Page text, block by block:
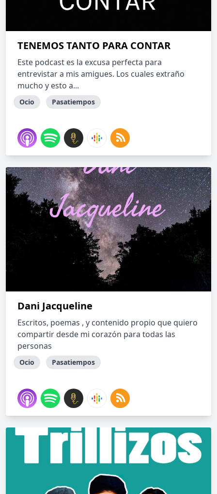
TENEMOS TANTO PARA CONTAR
Este podcast es la excusa perfecta para
entrevistar a mis amigues. Los cuales extraño
mucho y esto a...
Ocio Pasatiempos
Dani Jacqueline
Escritos, poemas , y contenido propio que quiero
compartir desde mi corazón para todas las
personas
Ocio Pasatiempos